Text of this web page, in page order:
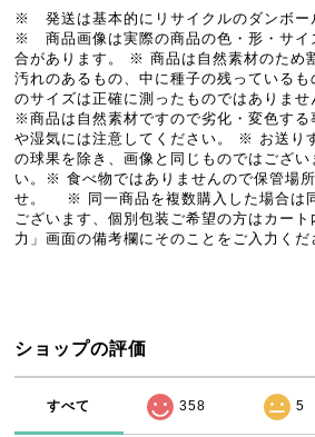
※ 発送は基本的にリサイクルのダンボー
※ 商品画像は実際の商品の色・形・サイ
合があります。 ※ 商品は自然素材のため
汚れのあるもの、中に種子の残っている
のサイズは正確に測ったものではありませ
※商品は自然素材ですので劣化・変色する
や湿気には注意してください。 ※ お送り
の球果を除き、画像と同じものではござい
い。※ 食べ物ではありませんので保管場
せ。 ※ 同一商品を複数購入した場合は
ございます、個別包装ご希望の方はカート
力」画面の備考欄にそのことをご入力くだ
ショップの評価
すべて 358 5